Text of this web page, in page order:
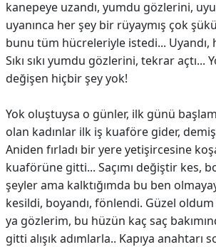
kanepeye uzandı, yumdu gözlerini,
uyanınca her şey bir rüyaymış çok
bunu tüm hücreleriyle istedi... Uyandı,
Sıkı sıkı yumdu gözlerini, tekrar açtı...
değişen hiçbir şey yok!
Yok oluştuysa o günler, ilk günü
olan kadınlar ilk iş kuaföre gider,
Aniden fırladı bir yere yetişircesine
kuaförüne gitti... Saçımı değiştir kes,
şeyler ama kalktığımda bu ben
kesildi, boyandı, fönlendi. Güzel
ya gözlerim, bu hüzün kaç saç
gitti alışık adımlarla.. Kapıya anahtarı